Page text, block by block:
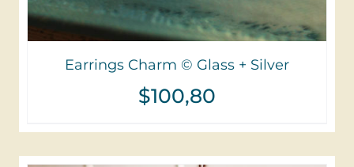
Earrings Charm © Glass + Silver
$100,80